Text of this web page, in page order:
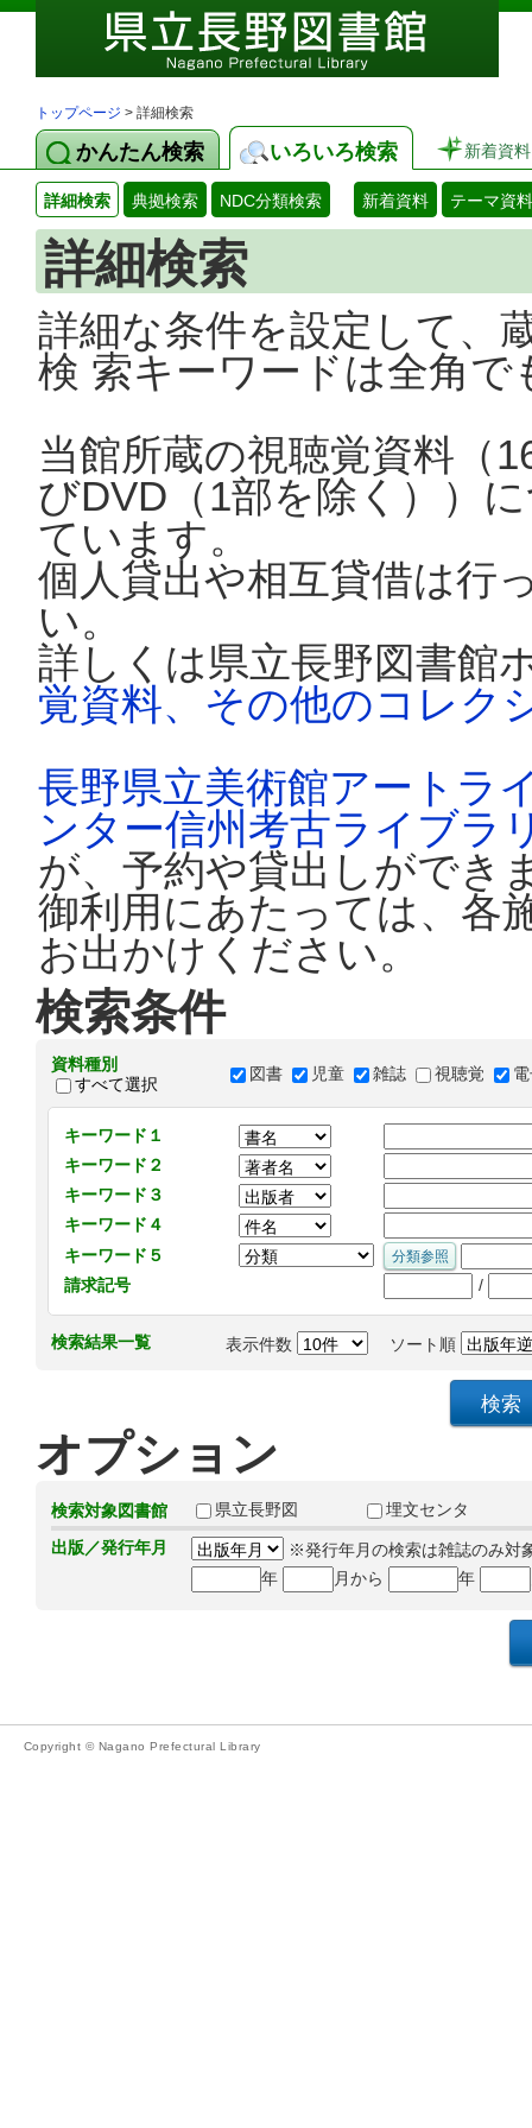
トップページ > 詳細検索
かんたん検索 いろいろ検索 新着資料
詳細検索 典拠検索 NDC分類検索 新着資料 テーマ資料
詳細検索
詳細な条件を設定して、
検 索キーワードは全角
当館所蔵の視聴覚資料（
びDVD（1部を除く））
ています。
個人貸出や相互貸借は行
い。
詳しくは県立長野図書館
覚資料、その他のコレク
長野県立美術館アートラ
ンター信州考古ライブラ
が、予約や貸出しができ
御利用にあたっては、各
お出かけください。
検索条件
資料種別
すべて選択
図書 児童 雑誌 視聴覚
キーワード１
キーワード２
キーワード３
キーワード４
キーワード５
請求記号
/
検索結果一覧 表示件数 ソート順
オプション
検索対象図書館 県立長野図
埋文センタ
出版／発行年月
※発行年月の検索は雑誌のみ対
年
月から 年
Copyright © Nagano Prefectural Library